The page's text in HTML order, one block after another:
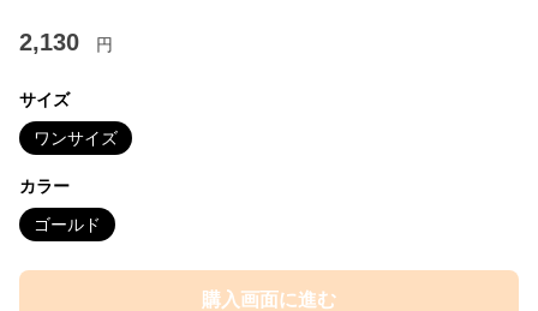
2,130 円
サイズ
ワンサイズ
カラー
ゴールド
購入画面に進む